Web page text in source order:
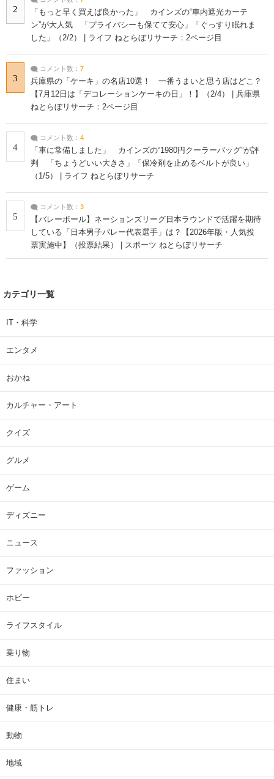
2
「もっと早く買えば良かった」 カインズの“車内遮光カーテ
ン”が大人気 「プライバシーも保てて安心」「ぐっすり眠れま
した」（2/2） | ライフ ねとらぼリサーチ：2ページ目
3
コメント数： 7
兵庫県の「ケーキ」の名店10選！ 一番うまいと思う店はどこ？
【7月12日は「デコレーションケーキの日」！】（2/4） | 兵庫県
ねとらぼリサーチ：2ページ目
4
コメント数： 4
「車に常備しました」 カインズの“1980円クーラーバッグ”が評
判 「ちょうどいい大きさ」「保冷剤を止めるベルトが良い」
（1/5） | ライフ ねとらぼリサーチ
5
コメント数： 3
【バレーボール】ネーションズリーグ日本ラウンドで活躍を期待
している「日本男子バレー代表選手」は？【2026年版・人気投
票実施中】（投票結果） | スポーツ ねとらぼリサーチ
カテゴリ一覧
IT・科学
エンタメ
おかね
カルチャー・アート
クイズ
グルメ
ゲーム
ディズニー
ニュース
ファッション
ホビー
ライフスタイル
乗り物
住まい
健康・筋トレ
動物
地域